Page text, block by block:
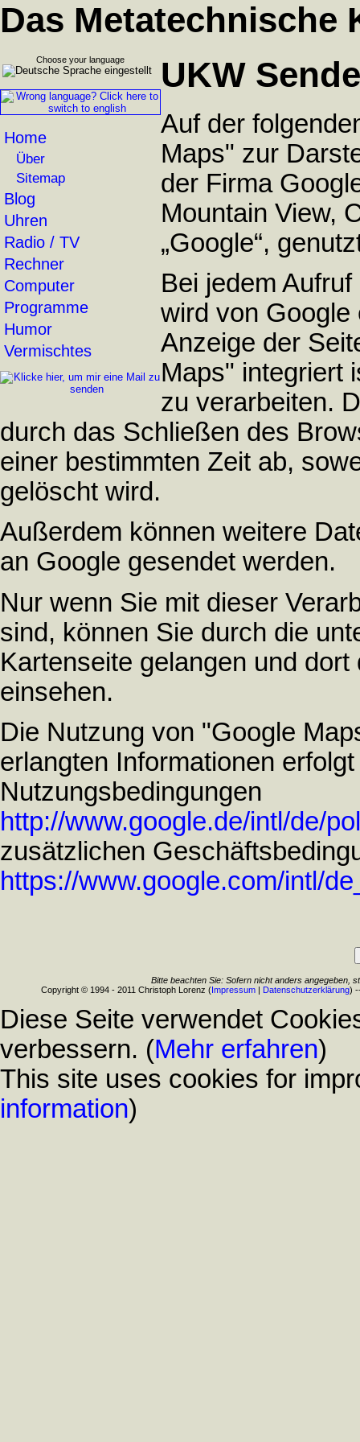
Das Metatechnische
Choose your language
Home
Über
Sitemap
Blog
Uhren
Radio / TV
Rechner
Computer
Programme
Humor
Vermischtes
UKW
Auf der
Maps" zur
der Firma
Mountain View,
„Google“,
Bei jedem
wird von Google
Anzeige der
Maps" integriert
zu verarbeiten.
durch das Schließen des
einer bestimmten Zeit ab,
gelöscht wird.
Außerdem können weitere
an Google gesendet werden.
Nur wenn Sie mit dieser
sind, können Sie durch die
Kartenseite gelangen und
einsehen.
Die Nutzung von "Google
erlangten Informationen
Nutzungsbedingungen
http://www.google.de/intl/de/
zusätzlichen
https://www.google.com/intl/
Bitte beachten Sie: Sofern nicht anders angegeben,
Copyright © 1994 - 2011 Christoph Lorenz (Impressum | Datenschutzerklärung)
Diese Seite verwendet
verbessern. (Mehr erfahren)
This site uses cookies for
information)